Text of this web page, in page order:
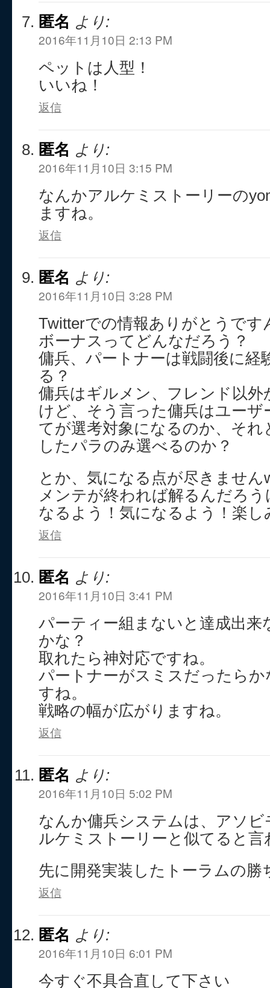
匿名 より:
2016年11月10日 2:13 PM
ペットは人型！
いいね！
返信
匿名 より:
2016年11月10日 3:15 PM
なんかアルケミストーリーの
ますね。
返信
匿名 より:
2016年11月10日 3:28 PM
Twitterでの情報ありがとうです
ボーナスってどんなだろう？
傭兵、パートナーは戦闘後に経
る？
傭兵はギルメン、フレンド以
けど、そう言った傭兵はユーザ
てが選考対象になるのか、それ
したパラのみ選べるのか？
とか、気になる点が尽きません
メンテが終われば解るんだろ
なるよう！気になるよう！楽し
返信
匿名 より:
2016年11月10日 3:41 PM
パーティー組まないと達成出来
かな？
取れたら神対応ですね。
パートナーがスミスだったら
すね。
戦略の幅が広がりますね。
返信
匿名 より:
2016年11月10日 5:02 PM
なんか傭兵システムは、アソ
ルケミストーリーと似てると言
先に開発実装したトーラムの勝
返信
匿名 より:
2016年11月10日 6:01 PM
今すぐ不具合直して下さい